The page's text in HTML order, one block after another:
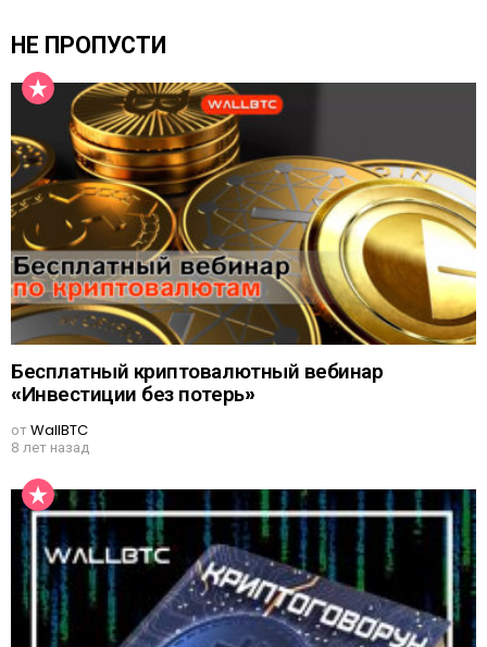
НЕ ПРОПУСТИ
Бесплатный криптовалютный вебинар
«Инвестиции без потерь»
отWallBTC
8 лет назад